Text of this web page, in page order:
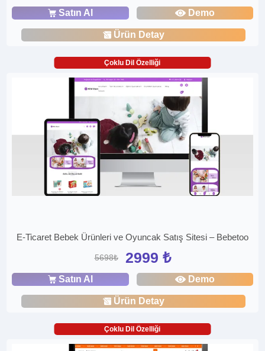
Satın Al Demo
Ürün Detay
Çoklu Dil Özelliği
E-Ticaret Bebek Ürünleri ve Oyuncak Satış Sitesi – Bebetoo
5698₺ 2999 ₺
Satın Al Demo
Ürün Detay
Çoklu Dil Özelliği